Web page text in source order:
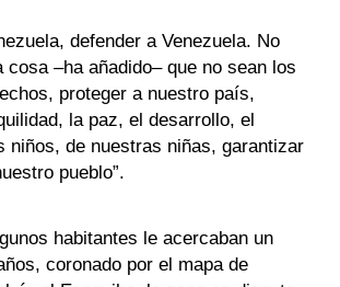
defender a Venezuela. No
cosa –ha añadido– que no sean los
proteger a nuestro país,
la paz, el desarrollo, el
niños, de nuestras niñas, garantizar
pueblo”.
habitantes le acercaban un
coronado por el mapa de